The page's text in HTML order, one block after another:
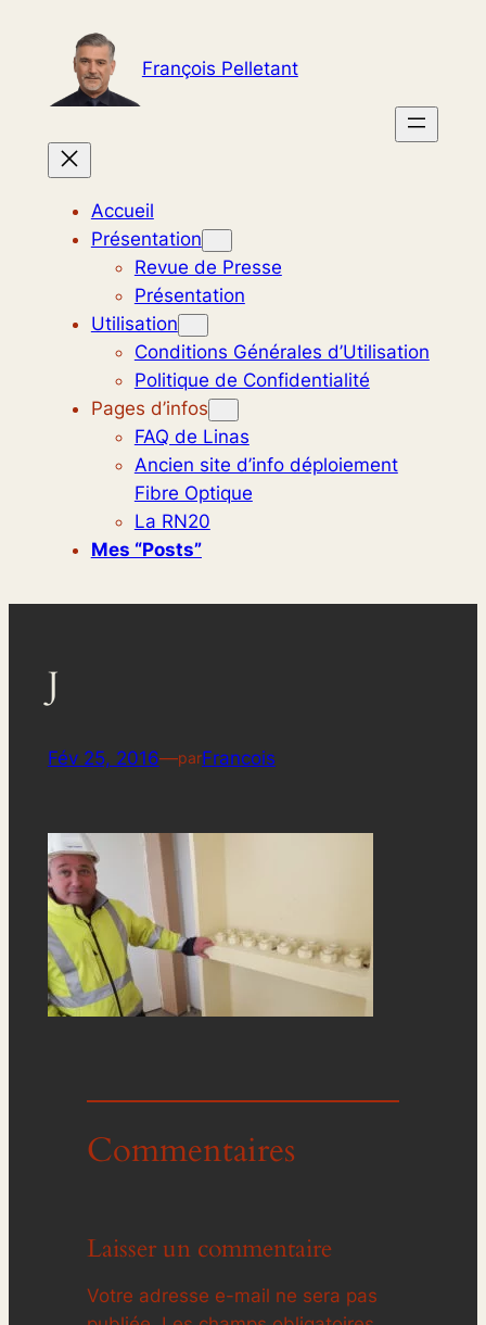
contenu
François Pelletant
Accueil
Présentation
Revue de Presse
Présentation
Utilisation
Conditions Générales d’Utilisation
Politique de Confidentialité
Pages d’infos
FAQ de Linas
Ancien site d’info déploiement
Fibre Optique
La RN20
Mes “posts”
J
Fév 25, 2016—parFrancois
Commentaires
Laisser un commentaire
Votre adresse e-mail ne sera pas